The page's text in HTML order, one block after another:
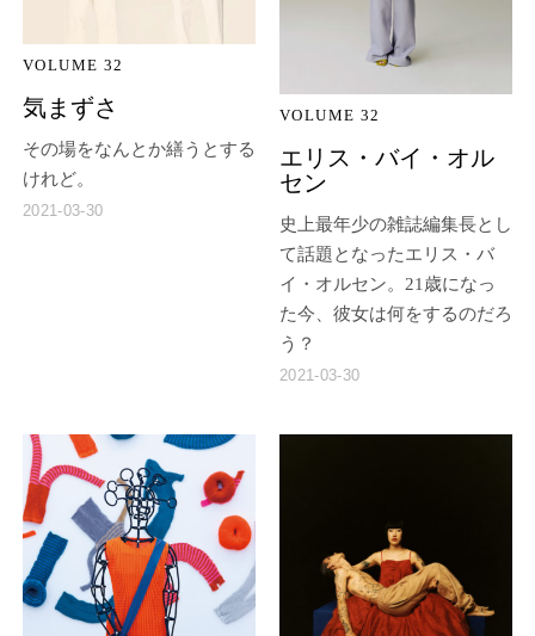
VOLUME 32
気まずさ
その場をなんとか繕うとする
けれど。
2021-03-30
VOLUME 32
エリス・バイ・オル
セン
史上最年少の雑誌編集長とし
て話題となったエリス・バ
イ・オルセン。21歳になっ
た今、彼女は何をするのだろ
う？
2021-03-30